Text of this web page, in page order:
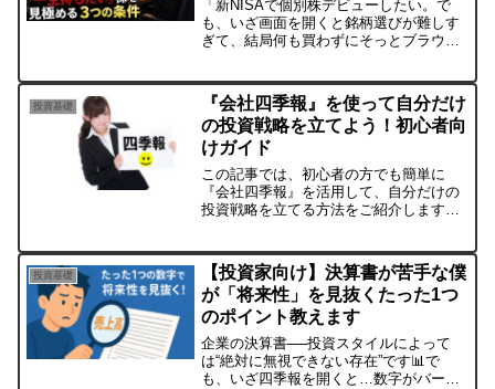
「新NISAで個別株デビューしたい。で
も、いざ画面を開くと銘柄選びが難しす
ぎて、結局何も買わずにそっとブラウザ
柄」や、SNSの「爆上がり予想」を見れ
ば見るほど、何が正解か...
投資基礎
『会社四季報』を使って自分だけ
の投資戦略を立てよう！初心者向
けガイド
この記事では、初心者の方でも簡単に
『会社四季報』を活用して、自分だけの
投資戦略を立てる方法をご紹介します。
報』の基本的な使い方から、データの見
方、投資戦略の立て方まで、わかりやす
く解説しています。ぜひ参考にして、賢
い投資を始めましょう。
投資基礎
【投資家向け】決算書が苦手な僕
が「将来性」を見抜くたった1つ
のポイント教えます
企業の決算書──投資スタイルによって
は“絶対に無視できない存在”です📊で
も、いざ四季報を開くと…数字がバー